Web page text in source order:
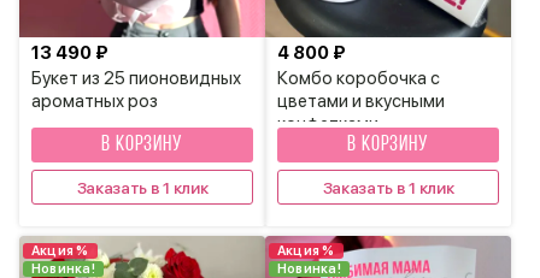
Букет из 25 пионовидных
ароматных роз
13 490 ₽
В КОРЗИНУ
Заказать в 1 клик
Комбо коробочка с
цветами и вкусными
конфетками
4 800 ₽
В КОРЗИНУ
Заказать в 1 клик
Акция %
Новинка!
Акция %
Новинка!